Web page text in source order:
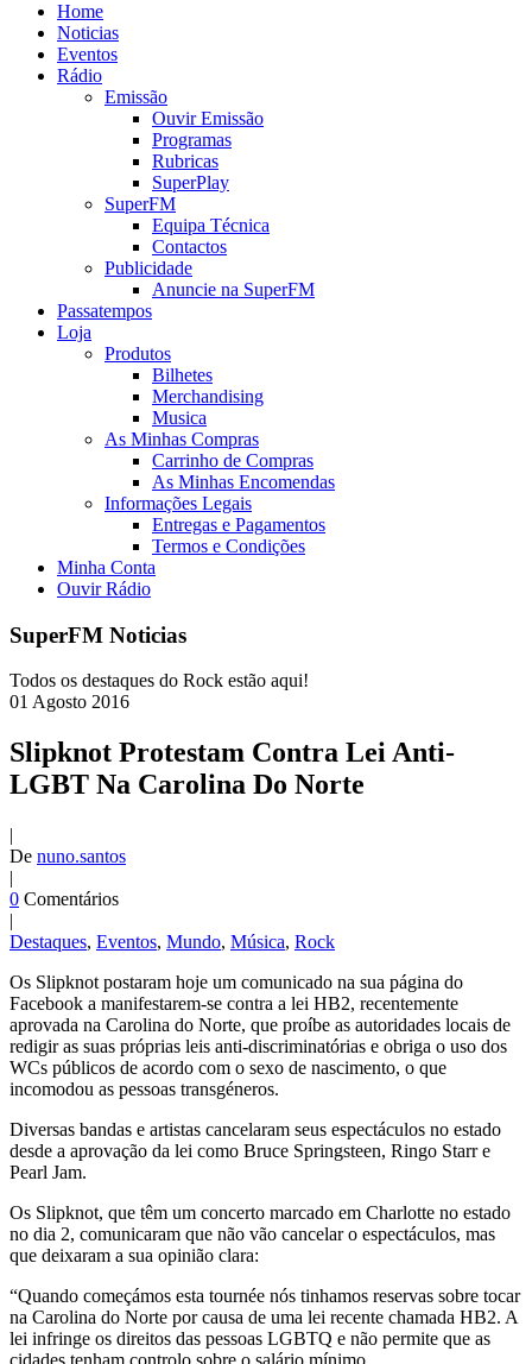
Home
Noticias
Eventos
Rádio
Emissão
Ouvir Emissão
Programas
Rubricas
SuperPlay
SuperFM
Equipa Técnica
Contactos
Publicidade
Anuncie na SuperFM
Passatempos
Loja
Produtos
Bilhetes
Merchandising
Musica
As Minhas Compras
Carrinho de Compras
As Minhas Encomendas
Informações Legais
Entregas e Pagamentos
Termos e Condições
Minha Conta
Ouvir Rádio
SuperFM Noticias
Todos os destaques do Rock estão aqui!
01 Agosto 2016
Slipknot Protestam Contra Lei Anti-
LGBT Na Carolina Do Norte
|
De nuno.santos
|
0 Comentários
|
Destaques, Eventos, Mundo, Música, Rock
Os Slipknot postaram hoje um comunicado na sua página do
Facebook a manifestarem-se contra a lei HB2, recentemente
aprovada na Carolina do Norte, que proíbe as autoridades locais de
redigir as suas próprias leis anti-discriminatórias e obriga o uso dos
WCs públicos de acordo com o sexo de nascimento, o que
incomodou as pessoas transgéneros.
Diversas bandas e artistas cancelaram seus espectáculos no estado
desde a aprovação da lei como Bruce Springsteen, Ringo Starr e
Pearl Jam.
Os Slipknot, que têm um concerto marcado em Charlotte no estado
no dia 2, comunicaram que não vão cancelar o espectáculos, mas
que deixaram a sua opinião clara:
“Quando começámos esta tournée nós tinhamos reservas sobre tocar
na Carolina do Norte por causa de uma lei recente chamada HB2. A
lei infringe os direitos das pessoas LGBTQ e não permite que as